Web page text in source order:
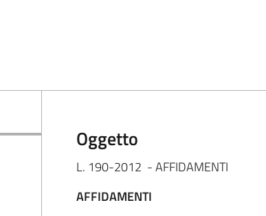
Oggetto
L. 190-2012 - AFFIDAMENTI
AFFIDAMENTI